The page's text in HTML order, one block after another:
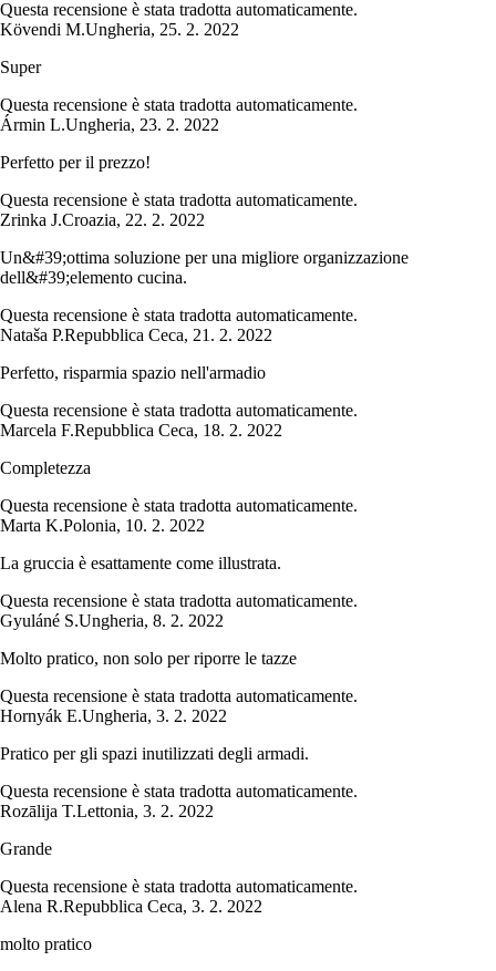
Questa recensione è stata tradotta automaticamente.
Kövendi M.Ungheria, 25. 2. 2022
Super
Questa recensione è stata tradotta automaticamente.
Ármin L.Ungheria, 23. 2. 2022
Perfetto per il prezzo!
Questa recensione è stata tradotta automaticamente.
Zrinka J.Croazia, 22. 2. 2022
Un&#39;ottima soluzione per una migliore organizzazione
dell&#39;elemento cucina.
Questa recensione è stata tradotta automaticamente.
Nataša P.Repubblica Ceca, 21. 2. 2022
Perfetto, risparmia spazio nell'armadio
Questa recensione è stata tradotta automaticamente.
Marcela F.Repubblica Ceca, 18. 2. 2022
Completezza
Questa recensione è stata tradotta automaticamente.
Marta K.Polonia, 10. 2. 2022
La gruccia è esattamente come illustrata.
Questa recensione è stata tradotta automaticamente.
Gyuláné S.Ungheria, 8. 2. 2022
Molto pratico, non solo per riporre le tazze
Questa recensione è stata tradotta automaticamente.
Hornyák E.Ungheria, 3. 2. 2022
Pratico per gli spazi inutilizzati degli armadi.
Questa recensione è stata tradotta automaticamente.
Rozālija T.Lettonia, 3. 2. 2022
Grande
Questa recensione è stata tradotta automaticamente.
Alena R.Repubblica Ceca, 3. 2. 2022
molto pratico